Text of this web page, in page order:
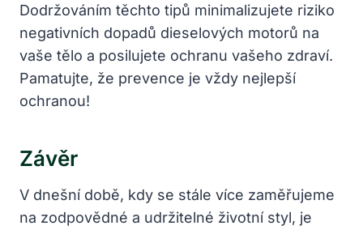
Dodržováním těchto tipů minimalizujete riziko
negativních dopadů dieselových motorů na
vaše tělo a posilujete ochranu vašeho zdraví.
Pamatujte, že prevence je vždy nejlepší
ochranou!
Závěr
V dnešní době, kdy se stále více zaměřujeme
na zodpovědné a udržitelné životní styl, je